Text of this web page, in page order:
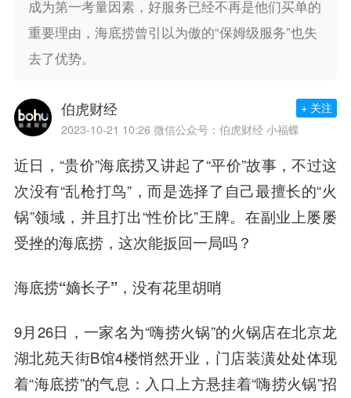
成为第一考量因素，好服务已经不再是他们买单的
重要理由，海底捞曾引以为傲的“保姆级服务”也失
去了优势。
伯虎财经
2023-10-21 10:26 微信公众号：伯虎财经 小福蝶
+ 关注
近日，“贵价”海底捞又讲起了“平价”故事，不过这
次没有“乱枪打鸟”，而是选择了自己最擅长的“火
锅”领域，并且打出“性价比”王牌。在副业上屡屡
受挫的海底捞，这次能扳回一局吗？
海底捞“嫡长子”，没有花里胡哨
9月26日，一家名为“嗨捞火锅”的火锅店在北京龙
湖北苑天街B馆4楼悄然开业，门店装潢处处体现
着“海底捞”的气息：入口上方悬挂着“嗨捞火锅”招